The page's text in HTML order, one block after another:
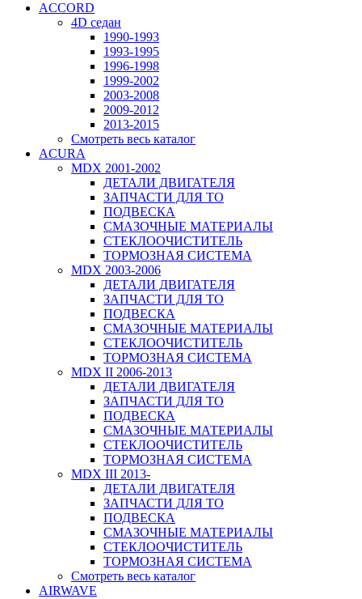
ACCORD
4D седан
1990-1993
1993-1995
1996-1998
1999-2002
2003-2008
2009-2012
2013-2015
Смотреть весь каталог
ACURA
MDX 2001-2002
ДЕТАЛИ ДВИГАТЕЛЯ
ЗАПЧАСТИ ДЛЯ ТО
ПОДВЕСКА
СМАЗОЧНЫЕ МАТЕРИАЛЫ
СТЕКЛООЧИСТИТЕЛЬ
ТОРМОЗНАЯ СИСТЕМА
MDX 2003-2006
ДЕТАЛИ ДВИГАТЕЛЯ
ЗАПЧАСТИ ДЛЯ ТО
ПОДВЕСКА
СМАЗОЧНЫЕ МАТЕРИАЛЫ
СТЕКЛООЧИСТИТЕЛЬ
ТОРМОЗНАЯ СИСТЕМА
MDX II 2006-2013
ДЕТАЛИ ДВИГАТЕЛЯ
ЗАПЧАСТИ ДЛЯ ТО
ПОДВЕСКА
СМАЗОЧНЫЕ МАТЕРИАЛЫ
СТЕКЛООЧИСТИТЕЛЬ
ТОРМОЗНАЯ СИСТЕМА
MDX III 2013-
ДЕТАЛИ ДВИГАТЕЛЯ
ЗАПЧАСТИ ДЛЯ ТО
ПОДВЕСКА
СМАЗОЧНЫЕ МАТЕРИАЛЫ
СТЕКЛООЧИСТИТЕЛЬ
ТОРМОЗНАЯ СИСТЕМА
Смотреть весь каталог
AIRWAVE